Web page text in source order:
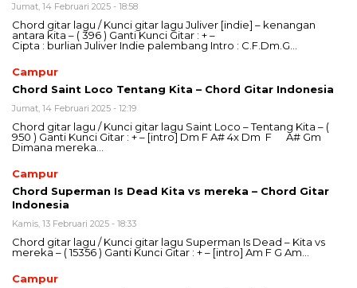
Jumat, 14 Februari 2025 - 18:58
Chord gitar lagu / Kunci gitar lagu Juliver [indie] – kenangan
antara kita – ( 396 ) Ganti Kunci Gitar : + –
Cipta : burlian Juliver Indie palembang Intro : C.F.Dm.G…
Campur
Chord Saint Loco Tentang Kita – Chord Gitar Indonesia
Jumat, 14 Februari 2025 - 12:19
Chord gitar lagu / Kunci gitar lagu Saint Loco – Tentang Kita – (
950 ) Ganti Kunci Gitar : + – [intro] Dm F A# 4x Dm F A# Gm
Dimana mereka…
Campur
Chord Superman Is Dead Kita vs mereka – Chord Gitar
Indonesia
Kamis, 13 Februari 2025 - 18:33
Chord gitar lagu / Kunci gitar lagu Superman Is Dead – Kita vs
mereka – ( 15356 ) Ganti Kunci Gitar : + – [intro] Am F G Am…
Campur